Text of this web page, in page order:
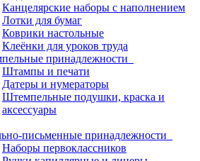
Канцелярские наборы с наполнением
Лотки для бумаг
Коврики настольные
Клеёнки для уроков труда
принадлежности
Штампы и печати
Датеры и нумераторы
Штемпельные подушки, краска и
аксессуары
письменные принадлежности
Наборы первоклассников